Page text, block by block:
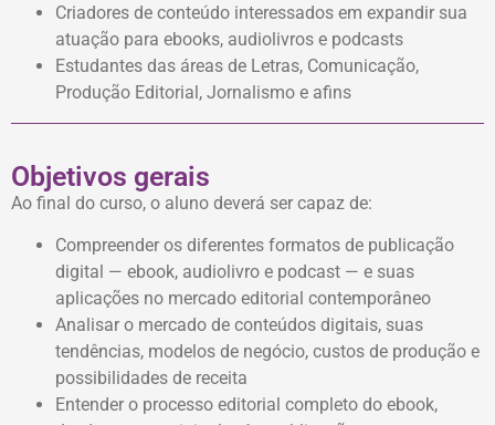
Criadores de conteúdo interessados em expandir sua
atuação para ebooks, audiolivros e podcasts
Estudantes das áreas de Letras, Comunicação,
Produção Editorial, Jornalismo e afins
Objetivos gerais
Ao final do curso, o aluno deverá ser capaz de:
Compreender os diferentes formatos de publicação
digital — ebook, audiolivro e podcast — e suas
aplicações no mercado editorial contemporâneo
Analisar o mercado de conteúdos digitais, suas
tendências, modelos de negócio, custos de produção e
possibilidades de receita
Entender o processo editorial completo do ebook,